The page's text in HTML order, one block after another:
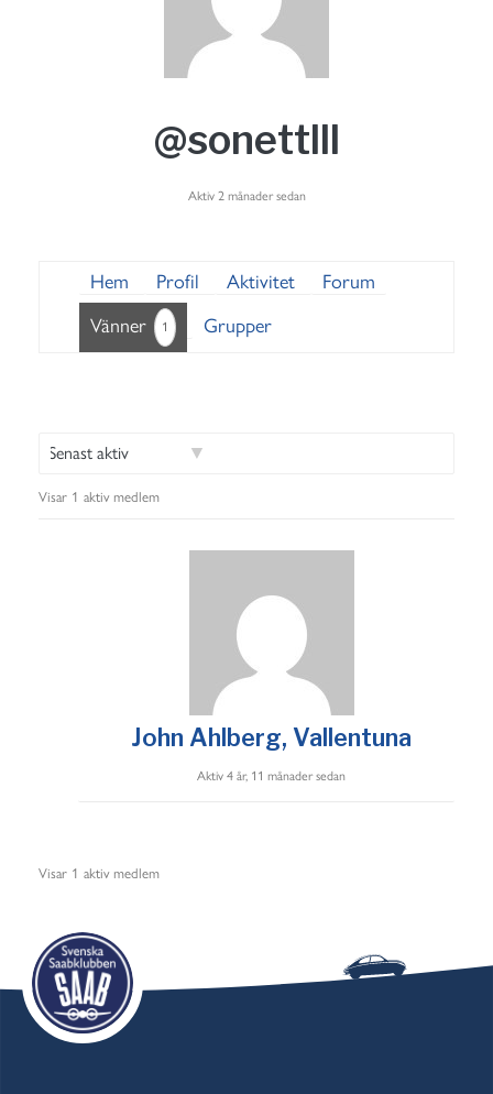
@sonettlll
Aktiv 2 månader sedan
Hem Profil Aktivitet
Forum
Vänner
1 Grupper
Visar 1 aktiv medlem
John Ahlberg, Vallentuna
Aktiv 4 år, 11 månader sedan
Visar 1 aktiv medlem